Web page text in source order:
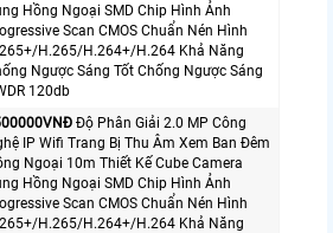
Hồng Ngoại SMD Chip Hình Ảnh
Scan CMOS Chuẩn Nén Hình
H.265/H.264+/H.264 Khả Năng
Ngược Sáng Tốt Chống Ngược Sáng
120db
Độ Phân Giải 2.0 MP Công
IP Wifi Trang Bị Thu Âm Xem Ban Đêm
Ngoại 10m Thiết Kế Cube Camera
Hồng Ngoại SMD Chip Hình Ảnh
Scan CMOS Chuẩn Nén Hình
H.265/H.264+/H.264 Khả Năng